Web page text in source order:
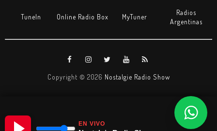
EN VIVO
TuneIn Online Radio Box MyTuner
Radios
Argentinas
Copyright © 2026 Nostalgie Radio Show